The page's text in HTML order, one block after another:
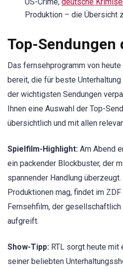
Produktion – die Übersicht
Top-Sendungen
Das fernsehprogramm von
bereit, die für beste
der wichtigsten Sendungen
Ihnen eine Auswahl der Top-
übersichtlich und mit allen
Spielfilm-Highlight: Am Abend
ein packender Blockbuster, der
spannender Handlung
Produktionen mag, findet im
Fernsehfilm, der gesellschaftlich
aufgreift.
Show-Tipp: RTL sorgt heute mit
seiner beliebten